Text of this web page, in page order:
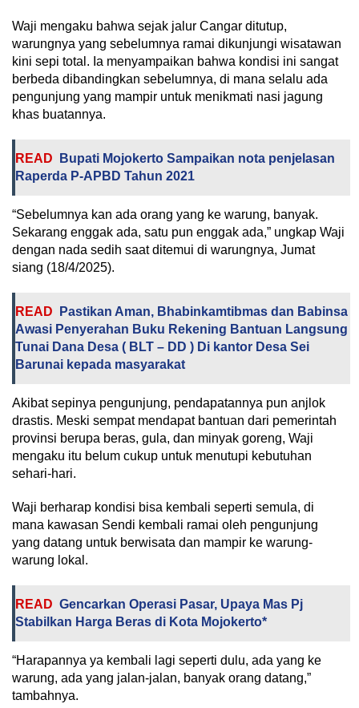
Waji mengaku bahwa sejak jalur Cangar ditutup,
warungnya yang sebelumnya ramai dikunjungi wisatawan
kini sepi total. Ia menyampaikan bahwa kondisi ini sangat
berbeda dibandingkan sebelumnya, di mana selalu ada
pengunjung yang mampir untuk menikmati nasi jagung
khas buatannya.
READ
Bupati Mojokerto Sampaikan nota penjelasan
Raperda P-APBD Tahun 2021
“Sebelumnya kan ada orang yang ke warung, banyak.
Sekarang enggak ada, satu pun enggak ada,” ungkap Waji
dengan nada sedih saat ditemui di warungnya, Jumat
siang (18/4/2025).
READ
Pastikan Aman, Bhabinkamtibmas dan Babinsa
Awasi Penyerahan Buku Rekening Bantuan Langsung
Tunai Dana Desa ( BLT – DD ) Di kantor Desa Sei
Barunai kepada masyarakat
Akibat sepinya pengunjung, pendapatannya pun anjlok
drastis. Meski sempat mendapat bantuan dari pemerintah
provinsi berupa beras, gula, dan minyak goreng, Waji
mengaku itu belum cukup untuk menutupi kebutuhan
sehari-hari.
Waji berharap kondisi bisa kembali seperti semula, di
mana kawasan Sendi kembali ramai oleh pengunjung
yang datang untuk berwisata dan mampir ke warung-
warung lokal.
READ Gencarkan Operasi Pasar, Upaya Mas Pj
Stabilkan Harga Beras di Kota Mojokerto*
“Harapannya ya kembali lagi seperti dulu, ada yang ke
warung, ada yang jalan-jalan, banyak orang datang,”
tambahnya.